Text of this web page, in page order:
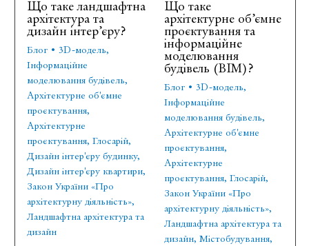
Що таке ландшафтна
архітектура та
дизайн інтер’єру?
Блог • 3D-модель,
Інформаційне
моделювання будівель,
Архітектурне об'ємне
проєктування,
Архітектурне
проєктування, Глосарій,
Дизайн інтер'єру будинку,
Дизайн інтер'єру квартири,
Закон України «Про
архітектурну діяльність»,
Ландшафтна архітектура та
дизайн
Що таке
архітектурне об’ємне
проєктування та
інформаційне
моделювання
будівель (BIM)?
Блог• 3D-модель,
Інформаційне
моделювання будівель,
Архітектурне об'ємне
проєктування,
Архітектурне
проєктування, Глосарій,
Закон України «Про
архітектурну діяльність»,
Ландшафтна архітектура та
дизайн, Містобудування,